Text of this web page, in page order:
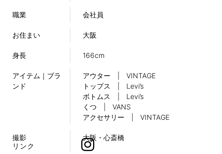
職業 会社員
お住まい 大阪
身長 166cm
アイテム｜ブラ
ンド
アウター | VINTAGE
トップス | Levi’s
ボトムス | Levi’s
くつ | VANS
アクセサリー | VINTAGE
撮影
大阪・心斎橋
リンク